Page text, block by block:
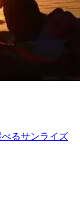
べるサンライズ